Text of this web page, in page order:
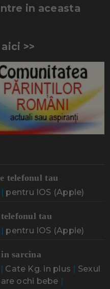
in aceasta
>>
telefonul tau
| pentru IOS (Apple)
tau
| pentru IOS (Apple)
sarcina
| Cate Kg. in plus | Sexul
ochi bebe |